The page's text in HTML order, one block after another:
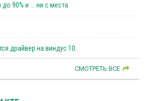
до 90% и ... ни с места
драйвер на виндус 10.
СМОТРЕТЬ ВСЕ